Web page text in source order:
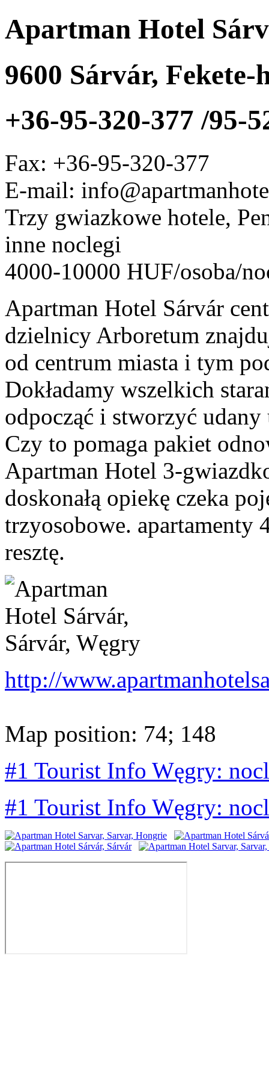
Apartman Hotel
9600 Sárvár, Fekete-
+36-95-320-377 /95-
Fax: +36-95-320-377
E-mail:
Trzy gwiazkowe hotele,
inne noclegi
4000-10000 HUF/osoba/
Apartman Hotel Sárvár
dzielnicy Arboretum
od centrum miasta i tym
Dokładamy wszelkich
odpocząć i stworzyć
Czy to pomaga pakiet
Apartman Hotel 3-
doskonałą opiekę czeka
trzyosobowe. apartamenty
resztę.
http://
Map position: 74; 148
#1 Tourist Info Węgry:
#1 Tourist Info Węgry: